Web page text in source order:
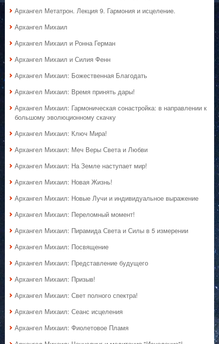
Архангел Метатрон. Лекция 9. Гармония и исцеление.
Архангел Михаил
Архангел Михаил и Ронна Герман
Архангел Михаил и Силия Фенн
Архангел Михаил: Божественная Благодать
Архангел Михаил: Время принять дары!
Архангел Михаил: Гармоническая сонастройка: в направлении к
большому эволюционному скачку
Архангел Михаил: Ключ Мира!
Архангел Михаил: Меч Веры Света и Любви
Архангел Михаил: На Земле наступает мир!
Архангел Михаил: Новая Жизнь!
Архангел Михаил: Новые Лучи и индивидуальное выражение
Архангел Михаил: Переломный момент!
Архангел Михаил: Пирамида Света и Силы в 5 измерении
Архангел Михаил: Посвящение
Архангел Михаил: Представление будущего
Архангел Михаил: Призыв!
Архангел Михаил: Свет полного спектра!
Архангел Михаил: Сеанс исцеления
Архангел Михаил: Фиолетовое Пламя